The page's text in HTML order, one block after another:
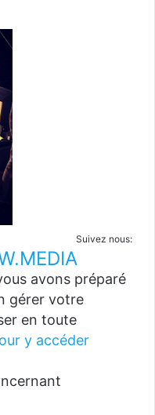
Suivez nous:
avons préparé
gérer votre
en toute
y accéder